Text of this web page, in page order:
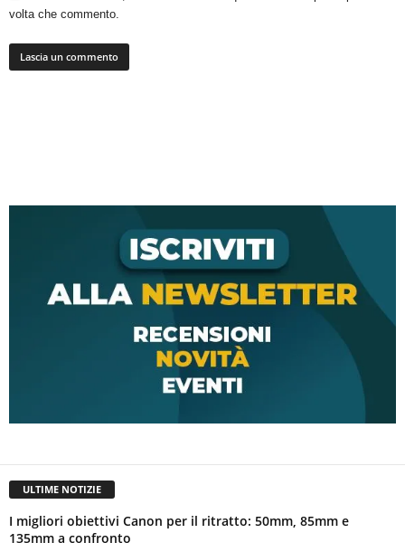
volta che commento.
ULTIME NOTIZIE
I migliori obiettivi Canon per il ritratto: 50mm, 85mm e
135mm a confronto